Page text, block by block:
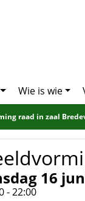
Wie is wie
raad in zaal
16
- 22:00